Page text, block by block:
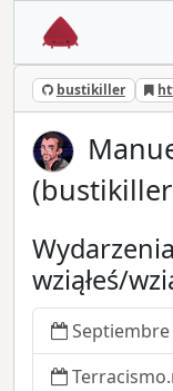
bustikiller
wziąłeś/
Septiembre